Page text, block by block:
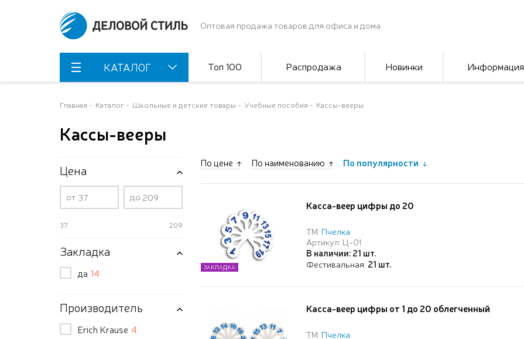
Оптовая продажа товаров для офиса и дома
КАТАЛОГ Топ 100 Распродажа Новинки Информация
Главная Каталог Школьные и детские товары Учебные пособия Кассы-вееры
Кассы-вееры
Цена
от до
37 209
Закладка
да 14
Производитель
Erich Krause 4
По цене По наименованию По популярности
Касса-веер цифры до 20
ТМ: Пчелка
Артикул: Ц-01
В наличии: 21 шт.
Фестивальная: 21 шт.
ЗАКЛАДКА
Касса-веер цифры от 1 до 20 облегченный
ТМ: Пчелка